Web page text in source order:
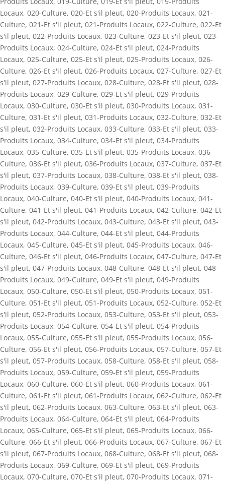
Locaux, 020-Culture, 020-Et s'il pleut, 020-Produits Locaux, 021-
Culture, 021-Et s'il pleut, 021-Produits Locaux, 022-Culture, 022-Et
s'il pleut, 022-Produits Locaux, 023-Culture, 023-Et s'il pleut, 023-
Produits Locaux, 024-Culture, 024-Et s'il pleut, 024-Produits
Locaux, 025-Culture, 025-Et s'il pleut, 025-Produits Locaux, 026-
Culture, 026-Et s'il pleut, 026-Produits Locaux, 027-Culture, 027-Et
s'il pleut, 027-Produits Locaux, 028-Culture, 028-Et s'il pleut, 028-
Produits Locaux, 029-Culture, 029-Et s'il pleut, 029-Produits
Locaux, 030-Culture, 030-Et s'il pleut, 030-Produits Locaux, 031-
Culture, 031-Et s'il pleut, 031-Produits Locaux, 032-Culture, 032-Et
s'il pleut, 032-Produits Locaux, 033-Culture, 033-Et s'il pleut, 033-
Produits Locaux, 034-Culture, 034-Et s'il pleut, 034-Produits
Locaux, 035-Culture, 035-Et s'il pleut, 035-Produits Locaux, 036-
Culture, 036-Et s'il pleut, 036-Produits Locaux, 037-Culture, 037-Et
s'il pleut, 037-Produits Locaux, 038-Culture, 038-Et s'il pleut, 038-
Produits Locaux, 039-Culture, 039-Et s'il pleut, 039-Produits
Locaux, 040-Culture, 040-Et s'il pleut, 040-Produits Locaux, 041-
Culture, 041-Et s'il pleut, 041-Produits Locaux, 042-Culture, 042-Et
s'il pleut, 042-Produits Locaux, 043-Culture, 043-Et s'il pleut, 043-
Produits Locaux, 044-Culture, 044-Et s'il pleut, 044-Produits
Locaux, 045-Culture, 045-Et s'il pleut, 045-Produits Locaux, 046-
Culture, 046-Et s'il pleut, 046-Produits Locaux, 047-Culture, 047-Et
s'il pleut, 047-Produits Locaux, 048-Culture, 048-Et s'il pleut, 048-
Produits Locaux, 049-Culture, 049-Et s'il pleut, 049-Produits
Locaux, 050-Culture, 050-Et s'il pleut, 050-Produits Locaux, 051-
Culture, 051-Et s'il pleut, 051-Produits Locaux, 052-Culture, 052-Et
s'il pleut, 052-Produits Locaux, 053-Culture, 053-Et s'il pleut, 053-
Produits Locaux, 054-Culture, 054-Et s'il pleut, 054-Produits
Locaux, 055-Culture, 055-Et s'il pleut, 055-Produits Locaux, 056-
Culture, 056-Et s'il pleut, 056-Produits Locaux, 057-Culture, 057-Et
s'il pleut, 057-Produits Locaux, 058-Culture, 058-Et s'il pleut, 058-
Produits Locaux, 059-Culture, 059-Et s'il pleut, 059-Produits
Locaux, 060-Culture, 060-Et s'il pleut, 060-Produits Locaux, 061-
Culture, 061-Et s'il pleut, 061-Produits Locaux, 062-Culture, 062-Et
s'il pleut, 062-Produits Locaux, 063-Culture, 063-Et s'il pleut, 063-
Produits Locaux, 064-Culture, 064-Et s'il pleut, 064-Produits
Locaux, 065-Culture, 065-Et s'il pleut, 065-Produits Locaux, 066-
Culture, 066-Et s'il pleut, 066-Produits Locaux, 067-Culture, 067-Et
s'il pleut, 067-Produits Locaux, 068-Culture, 068-Et s'il pleut, 068-
Produits Locaux, 069-Culture, 069-Et s'il pleut, 069-Produits
Locaux, 070-Culture, 070-Et s'il pleut, 070-Produits Locaux, 071-